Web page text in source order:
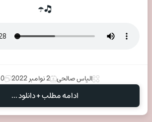
🎝☂
الیاس صالحی 2 نوامبر 2022 0 نظر
ادامه مطلب + دانلود ...